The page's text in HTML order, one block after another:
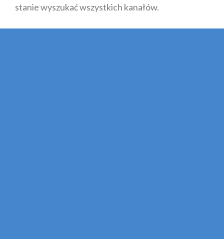
stanie wyszukać wszystkich kanałów.